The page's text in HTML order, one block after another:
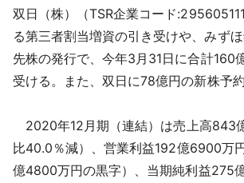
双日（株）（TSR企業コード
る第三者割当増資の引き受けや、みず
先株の発行で、今年3月31日に合計160
受ける。また、双日に78億円の新株予
2020年12月期（連結）は売上高843
比40.0％減）、営業利益192億6900万
億4800万円の黒字）、当期純利益275